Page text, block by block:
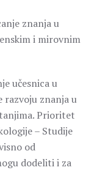
znanja u
i mirovnim
učesnica u
razvoju znanja u
Prioritet
– Studije
od
dodeliti i za